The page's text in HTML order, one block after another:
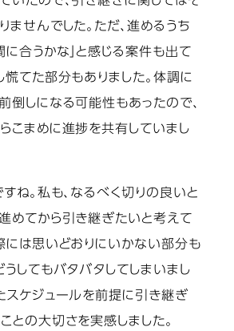
ませんでした。ただ、進めるうち
に合うかな」と感じる案件も出て
慌てた部分もありました。体調に
倒しになる可能性もあったので、
こまめに進捗を共有していまし
ね。私も、なるべく切りの良いと
めてから引き継ぎたいと考えて
には思いどおりにいかない部分も
うしてもバタバタしてしまいまし
スケジュールを前提に引き継ぎ
との大切さを実感しました。